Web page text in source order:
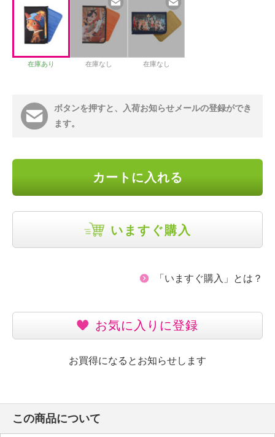
在庫あり 在庫なし 在庫なし
ボタンを押すと、入荷お知らせメールの登録ができ
ます。
カートに入れる
いますぐ購入
「いますぐ購入」とは？
お気に入りに登録
お買得になるとお知らせします
この商品について